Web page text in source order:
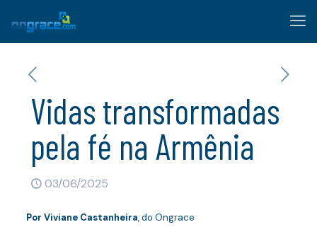
Vidas transformadas
pela fé na Armênia
03/06/2025
Por Viviane Castanheira, do Ongrace